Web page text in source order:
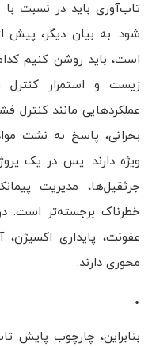
تاب‌آوری باید در نسبت
شود. به بیان دیگر، پیش
است، باید روشن کنیم
زیست و استمرار کنترل
عملکردهایی مانند کنترل
بحرانی، پاسخ به نشت
ویژه دارند. پس در یک
جرثقیل‌ها، مدیریت
خطرناک برجسته‌تر است.
عفونت، پایداری
محوری دارند.
.
بنابراین، چارچوب پایش